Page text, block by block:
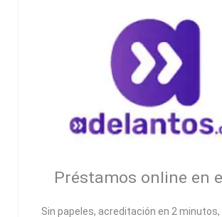
Préstamos online en
Sin papeles, acreditación en 2 minutos,